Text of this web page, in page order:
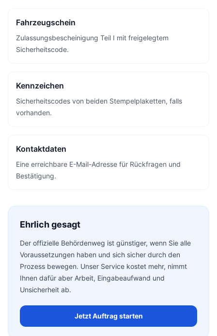
Fahrzeugschein
Zulassungsbescheinigung Teil I mit freigelegtem
Sicherheitscode.
Kennzeichen
Sicherheitscodes von beiden Stempelplaketten, falls
vorhanden.
Kontaktdaten
Eine erreichbare E-Mail-Adresse für Rückfragen und
Bestätigung.
Ehrlich gesagt
Der offizielle Behördenweg ist günstiger, wenn Sie alle
Voraussetzungen haben und sich sicher durch den
Prozess bewegen. Unser Service kostet mehr, nimmt
Ihnen dafür aber Arbeit, Eingabeaufwand und
Unsicherheit ab.
Jetzt Auftrag starten